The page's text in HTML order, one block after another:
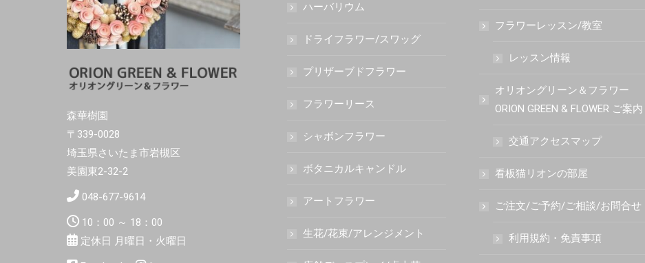
森華樹園
〒339-0028
埼玉県さいたま市岩槻区
美園東2-32-2
048-677-9614
10：00 ～ 18：00
定休日 月曜日・火曜日
ハーバリウム
ドライフラワー/スワッグ
プリザーブドフラワー
フラワーリース
シャボンフラワー
ボタニカルキャンドル
アートフラワー
生花/花束/アレンジメント
フラワーレッスン/教室
レッスン情報
オリオングリーン＆フラワー
ORION GREEN & FLOWER ご案内
交通アクセスマップ
看板猫リオンの部屋
ご注文/ご予約/ご相談/お問合せ
利用規約・免責事項